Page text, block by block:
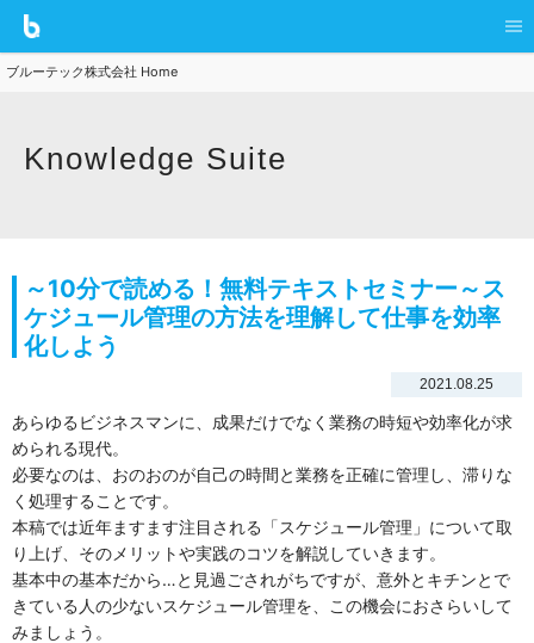
ブルーテック株式会社 Home
Knowledge Suite
～10分で読める！無料テキストセミナー～ス
ケジュール管理の方法を理解して仕事を効率
化しよう
2021.08.25
あらゆるビジネスマンに、成果だけでなく業務の時短や効率化が求
められる現代。
必要なのは、おのおのが自己の時間と業務を正確に管理し、滞りな
く処理することです。
本稿では近年ますます注目される「スケジュール管理」について取
り上げ、そのメリットや実践のコツを解説していきます。
基本中の基本だから…と見過ごされがちですが、意外とキチンとで
きている人の少ないスケジュール管理を、この機会におさらいして
みましょう。